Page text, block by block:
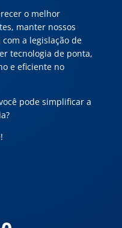
o melhor
manter nossos
a legislação de
tecnologia de ponta,
e eficiente no
pode simplificar a